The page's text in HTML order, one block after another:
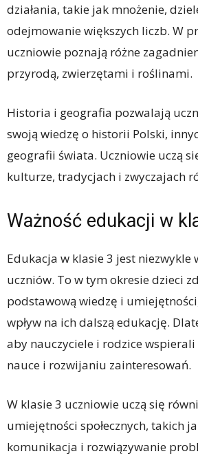
działania, takie jak mnożenie,
odejmowanie większych liczb. W
uczniowie poznają różne
przyrodą, zwierzętami i roślinami.
Historia i geografia pozwalają
swoją wiedzę o historii Polski,
geografii świata. Uczniowie uczą
kulturze, tradycjach i zwyczajach
Ważność edukacji w
Edukacja w klasie 3 jest niezwykle
uczniów. To w tym okresie dzieci
podstawową wiedzę i
wpływ na ich dalszą edukację.
aby nauczyciele i rodzice
nauce i rozwijaniu zainteresowań.
W klasie 3 uczniowie uczą się
umiejętności społecznych, takich
komunikacja i rozwiązywanie